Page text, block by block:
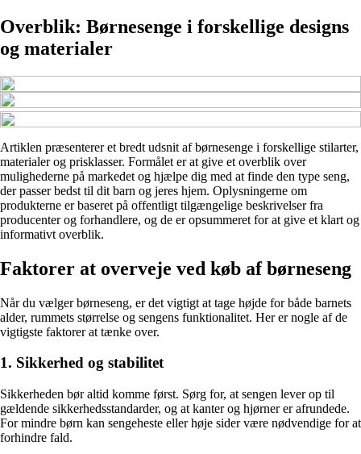
Overblik: Børnesenge i forskellige designs
og materialer
Artiklen præsenterer et bredt udsnit af børnesenge i forskellige stilarter,
materialer og prisklasser. Formålet er at give et overblik over
mulighederne på markedet og hjælpe dig med at finde den type seng,
der passer bedst til dit barn og jeres hjem. Oplysningerne om
produkterne er baseret på offentligt tilgængelige beskrivelser fra
producenter og forhandlere, og de er opsummeret for at give et klart og
informativt overblik.
Faktorer at overveje ved køb af børneseng
Når du vælger børneseng, er det vigtigt at tage højde for både barnets
alder, rummets størrelse og sengens funktionalitet. Her er nogle af de
vigtigste faktorer at tænke over.
1. Sikkerhed og stabilitet
Sikkerheden bør altid komme først. Sørg for, at sengen lever op til
gældende sikkerhedsstandarder, og at kanter og hjørner er afrundede.
For mindre børn kan sengeheste eller høje sider være nødvendige for at
forhindre fald.